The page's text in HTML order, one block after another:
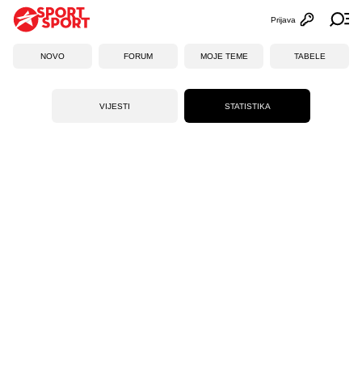
Otvori
Prijava
NOVO FORUM MOJE TEME TABELE
VIJESTI STATISTIKA